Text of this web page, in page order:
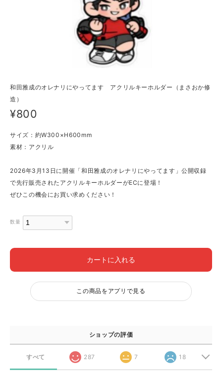
和田雅成のオレナリにやってます アクリルキーホルダー（まさおか修
造）
¥800
サイズ：約W300×H600mm
素材：アクリル
2026年3月13日に開催「和田雅成のオレナリにやってます」公開収録
で先行販売されたアクリルキーホルダーがECに登場！
ぜひこの機会にお買い求めください！
数量
カートに入れる
この商品をアプリで見る
ショップの評価
すべて 287 7 18